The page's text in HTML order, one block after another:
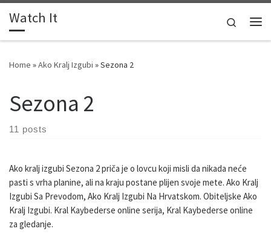
Skip to content
Watch It
Search
Home »Ako Kralj Izgubi »Sezona 2
Sezona 2
11 posts
Ako kralj izgubi Sezona 2 priča je o lovcu koji misli da nikada neće
pasti s vrha planine, ali na kraju postane plijen svoje mete. Ako Kralj
Izgubi Sa Prevodom, Ako Kralj Izgubi Na Hrvatskom. Obiteljske Ako
Kralj Izgubi. Kral Kaybederse online serija, Kral Kaybederse online
za gledanje.